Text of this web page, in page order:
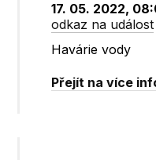
17. 05. 2022,
odkaz na událost
Havárie vody
Přejít na více